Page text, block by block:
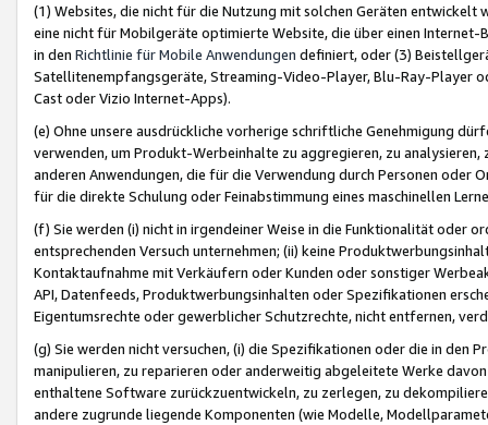
(1) Websites, die nicht für die Nutzung mit solchen Geräten
eine nicht für Mobilgeräte optimierte Website, die über einen
in den Richtlinie für Mobile Anwendungen definiert, oder (3)
Satellitenempfangsgeräte, Streaming-Video-Player, Blu-Ray-Player
Cast oder Vizio Internet-Apps).
(e) Ohne unsere ausdrückliche vorherige schriftliche Genehmigung
verwenden, um Produkt-Werbeinhalte zu aggregieren, zu
anderen Anwendungen, die für die Verwendung durch Personen
für die direkte Schulung oder Feinabstimmung eines maschinellen
(f) Sie werden (i) nicht in irgendeiner Weise in die Funktionalität oder
entsprechenden Versuch unternehmen; (ii) keine
Kontaktaufnahme mit Verkäufern oder Kunden oder sonstiger
API, Datenfeeds, Produktwerbungsinhalten oder Spezifikationen
Eigentumsrechte oder gewerblicher Schutzrechte, nicht entfernen,
(g) Sie werden nicht versuchen, (i) die Spezifikationen oder die in
manipulieren, zu reparieren oder anderweitig abgeleitete Werke
enthaltene Software zurückzuentwickeln, zu zerlegen, zu
andere zugrunde liegende Komponenten (wie Modelle,